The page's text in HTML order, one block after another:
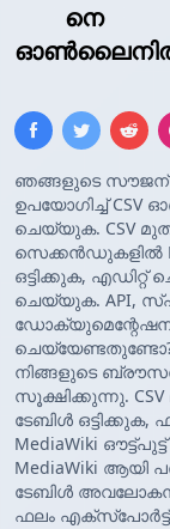
നെ
ഞങ്ങളുടെ
ഉപയോഗിച്ച്
ചെയ്യുക. CSV
സെക്കൻഡുകളിൽ
ഒട്ടിക്കുക,
ചെയ്യുക. API,
നിങ്ങളുടെ
സൂക്ഷിക്കുന്നു.
ടേബിൾ
MediaWiki
MediaWiki ആയി
ടേബിൾ
ഫലം എക്സ്‌പോർട്ട്